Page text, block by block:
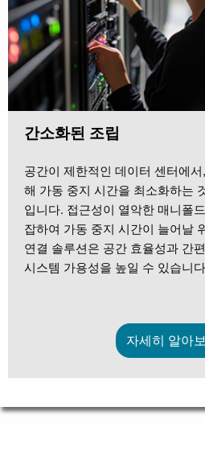
간소화된 조립
공간이 제한적인 데이터 센터에
해 가동 중지 시간을 최소화하는
입니다. 접근성이 열악한 매니폴
잡하여 가동 중지 시간이 늘어날
연결 솔루션은 공간 효율성과 간
시스템 가용성을 높일 수 있습니
자세히 알아